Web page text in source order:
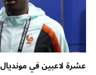
عشرة لاعبين في مونديال 2026 لم يلمسوا الكرة